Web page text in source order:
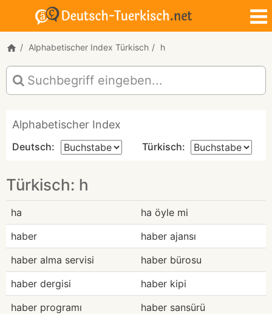
Alphabetischer Index Türkisch h
Alphabetischer Index
Deutsch: Türkisch:
Türkisch: h
ha
ha öyle mi
haber
haber ajansı
haber alma servisi
haber bürosu
haber dergisi
haber kipi
haber programı
haber sansürü